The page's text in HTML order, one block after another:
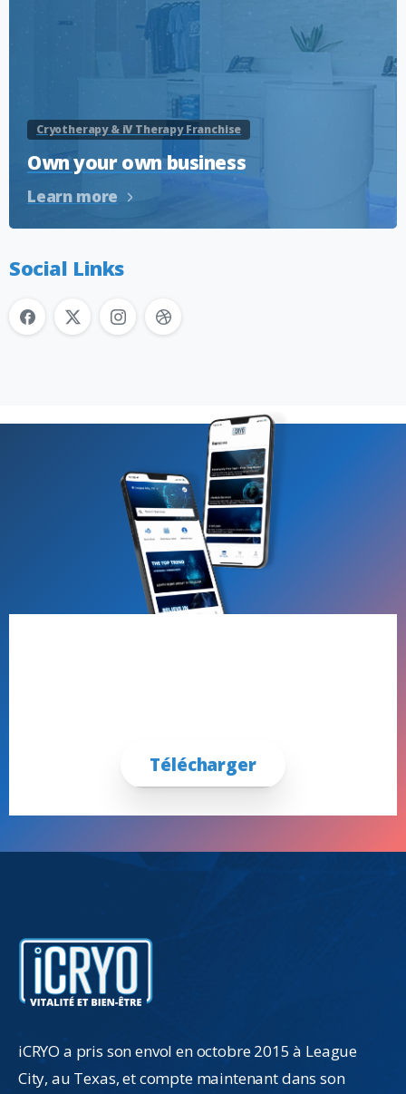
Cryotherapy & iV Therapy Franchise
Own your own business
Learn more
Social Links
Télécharger
iCRYO a pris son envol en octobre 2015 à League
City, au Texas, et compte maintenant dans son